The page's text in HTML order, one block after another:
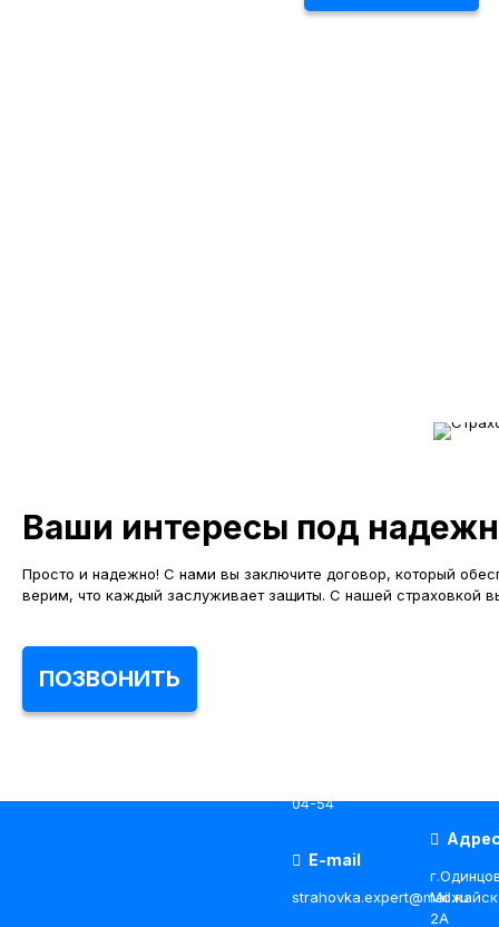
Ваши интересы под
Просто и надежно! С нами вы заключите договор, который
верим, что каждый заслуживает защиты. С нашей страховкой
ПОЗВОНИТЬ
Контакты
04-54
E-mail
strahovka.expert@mail.ru
2А